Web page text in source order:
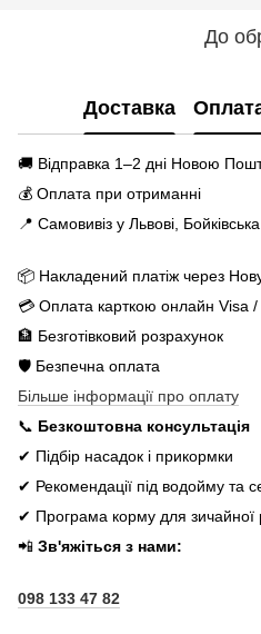
До
Доставка
🚚 Відправка 1–2 дні Новою
💰 Оплата при отриманні
📍 Самовивіз у Львові,
📦 Накладений платіж через
💳 Оплата карткою онлайн Visa
🏦 Безготівковий розрахунок
🛡️ Безпечна оплата
Більше інформації про оплату
📞 Безкоштовна консультація
✔ Підбір насадок і прикормки
✔ Рекомендації під водойму та
✔ Програма корму для зичайної
📲 Зв'яжіться з нами:
098 133 47 82